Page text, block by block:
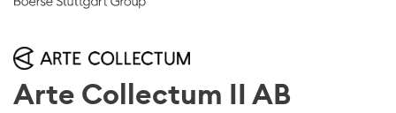
Arte Collectum II AB